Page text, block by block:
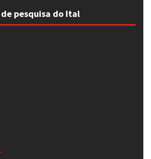
pesquisa do Ital